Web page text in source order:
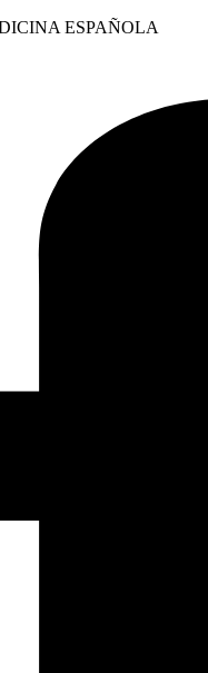
ESPAÑOLA